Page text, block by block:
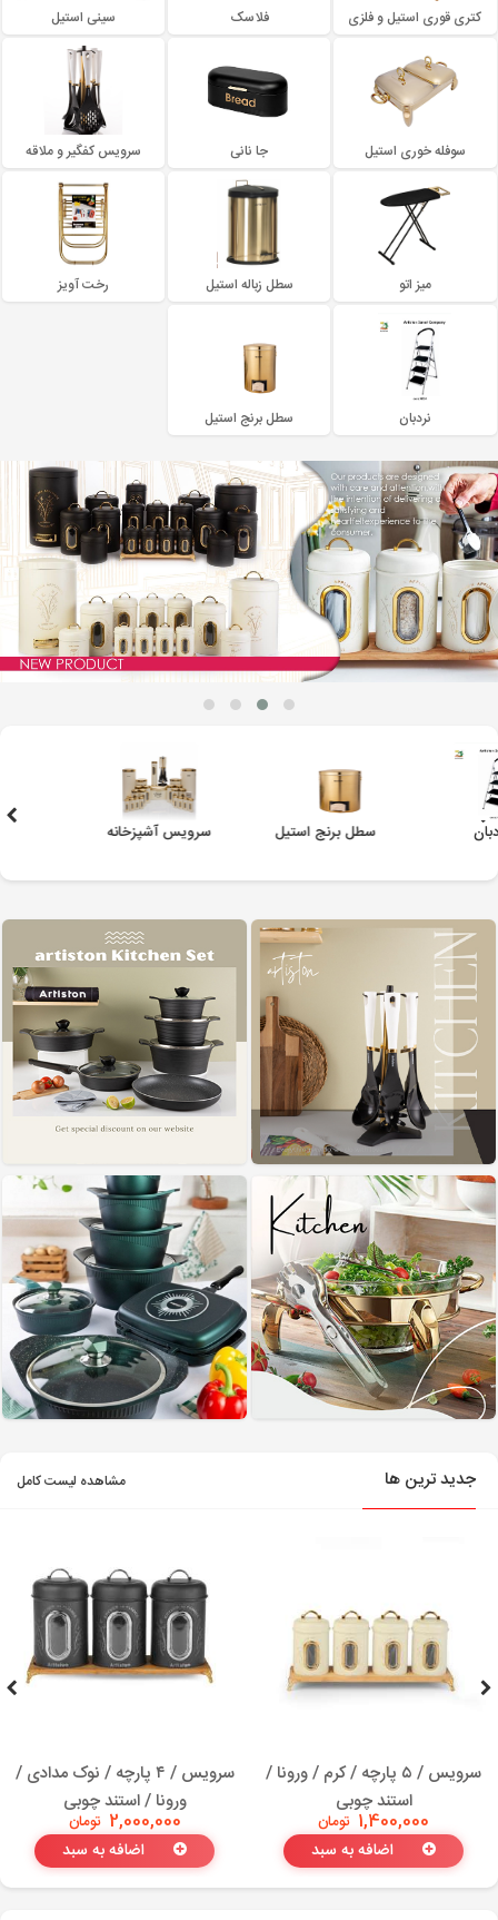
کتری قوری استیل و فلزی فلاسک سینی استیل
سوفله خوری استیل جا نانی سرویس کفگیر و ملاقه
میز اتو سطل زباله استیل رخت آویز
نردبان سطل برنج استیل
سرویس قابلمه(چدن
سرویس قابلمه تفلون
جدید ترین ها مشاهده لیست کامل
سرویس / ۵ پارچه / کرم / ورونا /
استند چوبی
1,400,000 تومان
اضافه به سبد
سرویس / ۴ پارچه / نوک مدادی /
ورونا / استند چوبی
2,000,000 تومان
اضافه به سبد